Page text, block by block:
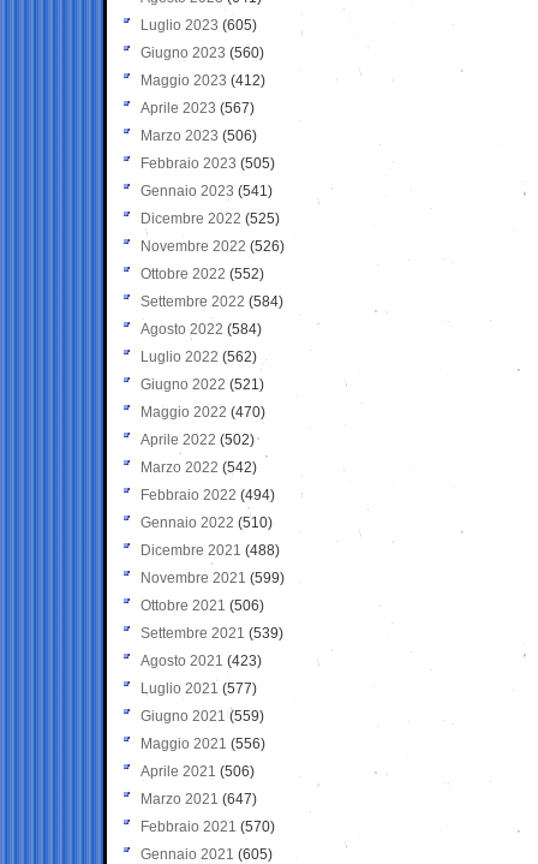
Luglio 2023 (605)
Giugno 2023 (560)
Maggio 2023 (412)
Aprile 2023 (567)
Marzo 2023 (506)
Febbraio 2023 (505)
Gennaio 2023 (541)
Dicembre 2022 (525)
Novembre 2022 (526)
Ottobre 2022 (552)
Settembre 2022 (584)
Agosto 2022 (584)
Luglio 2022 (562)
Giugno 2022 (521)
Maggio 2022 (470)
Aprile 2022 (502)
Marzo 2022 (542)
Febbraio 2022 (494)
Gennaio 2022 (510)
Dicembre 2021 (488)
Novembre 2021 (599)
Ottobre 2021 (506)
Settembre 2021 (539)
Agosto 2021 (423)
Luglio 2021 (577)
Giugno 2021(559)
Maggio 2021 (556)
Aprile 2021 (506)
Marzo 2021 (647)
Febbraio 2021 (570)
Gennaio 2021 (605)